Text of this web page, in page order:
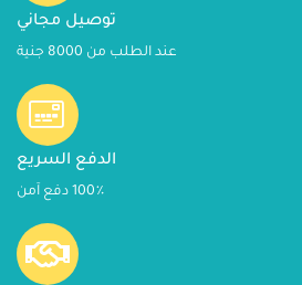
توصيل مجاني
عند الطلب من 8000 جنية
الدفع السريع
100٪ دفع آمن